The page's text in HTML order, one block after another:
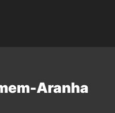
Aranha